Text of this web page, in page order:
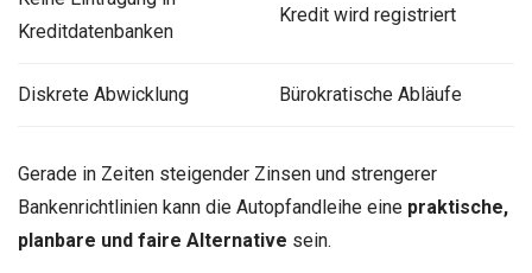
Kreditdatenbanken
Kredit wird registriert
Diskrete Abwicklung Bürokratische Abläufe
Gerade in Zeiten steigender Zinsen und strengerer
Bankenrichtlinien kann die Autopfandleihe eine praktische,
planbare und faire Alternative sein.